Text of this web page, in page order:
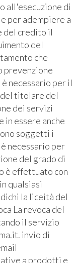
all'esecuzione di
per adempiere a
del credito il
del
che
prevenzione
necessario per il
titolare del
dei servizi
essere anche
soggetti i
necessario per
del grado di
è effettuato con
qualsiasi
la liceità del
La revoca del
il servizio
invio di
a prodotti e